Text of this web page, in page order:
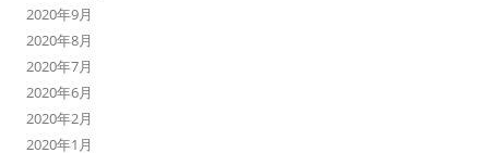
2020年9月
2020年8月
2020年7月
2020年6月
2020年2月
2020年1月